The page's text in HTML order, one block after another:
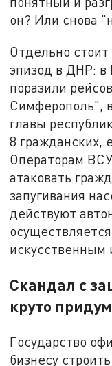
он? Или снова
Отдельно стоит
эпизод в ДНР: в
поразили
Симферополь",
главы
8 гражданских,
Операторам
атаковать
запугивания
действуют
искусственным
Скандал с
круто
Государство
бизнесу